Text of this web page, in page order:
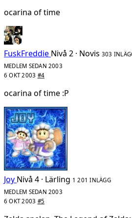
ocarina of time
FuskFreddie Nivå 2 · Novis 303
MEDLEM SEDAN 2003
6 OKT 2003 #4
ocarina of time :P
Joy Nivå 4 · Lärling 1 201 INLÄGG
MEDLEM SEDAN 2003
6 OKT 2003 #5